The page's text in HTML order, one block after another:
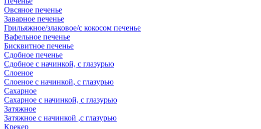
Овсяное печенье
Заварное печенье
Грильяжное/злаковое/с кокосом печенье
Вафельное печенье
Бисквитное печенье
Сдобное печенье
Сдобное с начинкой, с глазурью
Слоеное
Слоеное с начинкой, с глазурью
Сахарное
Сахарное с начинкой, с глазурью
Затяжное
Затяжное с начинкой ,с глазурью
Крекер